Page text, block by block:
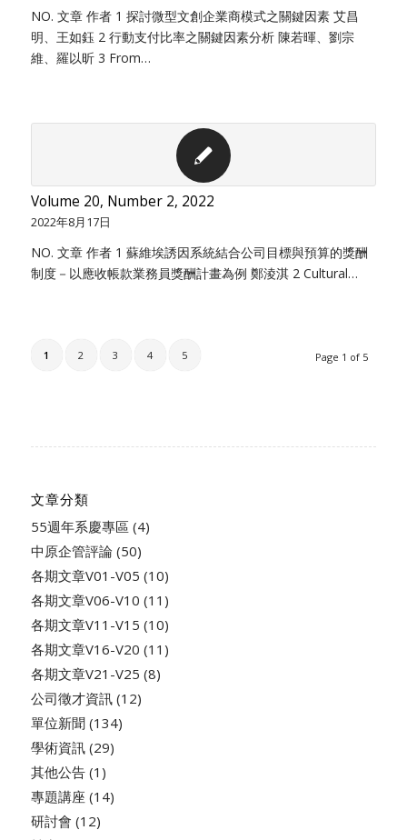
NO. 文章 作者 1 探討微型文創企業商模式之關鍵因素 艾昌
明、王如鈺 2 行動支付比率之關鍵因素分析 陳若暉、劉宗
維、羅以昕 3 From…
Volume 20, Number 2, 2022
2022年8月17日
NO. 文章 作者 1 蘇維埃誘因系統結合公司目標與預算的獎酬
制度－以應收帳款業務員獎酬計畫為例 鄭淩淇 2 Cultural…
Page 1 of 5
1 2 3 4 5
文章分類
55週年系慶專區 (4)
中原企管評論(50)
各期文章V01-V05 (10)
各期文章V06-V10 (11)
各期文章V11-V15 (10)
各期文章V16-V20 (11)
各期文章V21-V25 (8)
公司徵才資訊(12)
單位新聞(134)
學術資訊(29)
其他公告(1)
專題講座 (14)
研討會 (12)